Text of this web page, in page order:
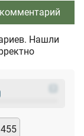
Нашли
455